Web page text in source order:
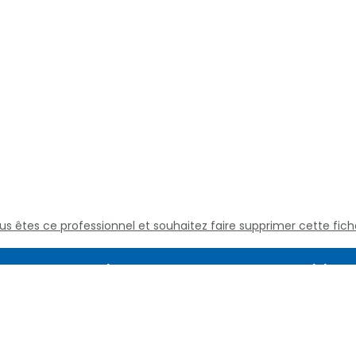
êtes ce professionnel et souhaitez faire supprimer cette
Assistance Juridique